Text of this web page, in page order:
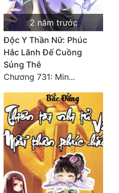
2 năm trước
Độc Y Thần Nữ: Phúc
Hắc Lãnh Đế Cuồng
Sủng Thê
Chương 731: Min...